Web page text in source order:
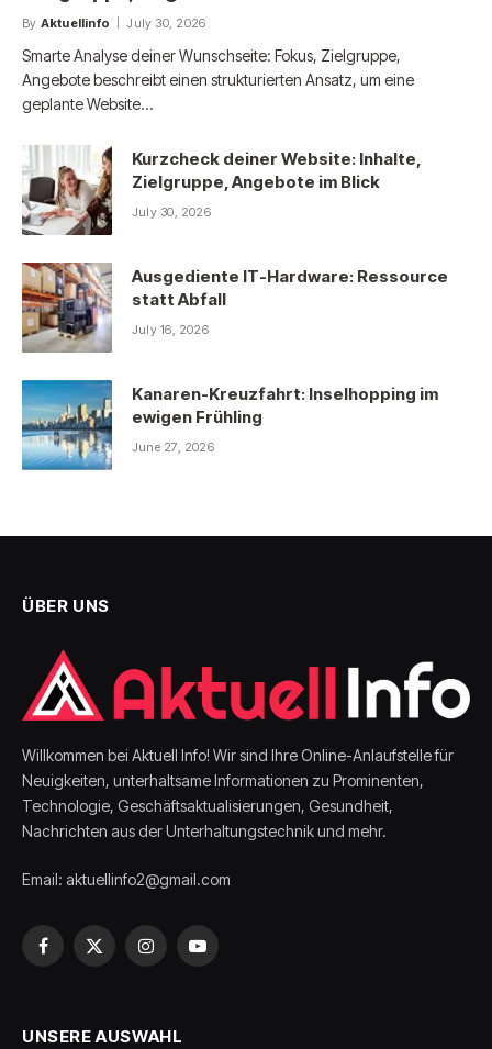
By Aktuellinfo July 30, 2026
Smarte Analyse deiner Wunschseite: Fokus, Zielgruppe,
Angebote beschreibt einen strukturierten Ansatz, um eine
geplante Website…
Kurzcheck deiner Website: Inhalte,
Zielgruppe, Angebote im Blick
July 30, 2026
Ausgediente IT-Hardware: Ressource
statt Abfall
July 16, 2026
Kanaren-Kreuzfahrt: Inselhopping im
ewigen Frühling
June 27, 2026
ÜBER UNS
Willkommen bei Aktuell Info! Wir sind Ihre Online-Anlaufstelle für
Neuigkeiten, unterhaltsame Informationen zu Prominenten,
Technologie, Geschäftsaktualisierungen, Gesundheit,
Nachrichten aus der Unterhaltungstechnik und mehr.
Email: aktuellinfo2@gmail.com
Facebook
X
InstagramYouTube
UNSERE AUSWAHL